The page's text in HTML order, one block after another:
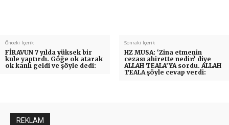
Önceki İçerik
FİRAVUN 7 yılda yüksek bir
kule yaptırdı. Göğe ok atarak
ok kanlı geldi ve şöyle dedi:
Sonraki İçerik
HZ MUSA: ‘Zina etmenin
cezası ahirette nedir? diye
ALLAH TEALA’YA sordu. ALLAH
TEALA şöyle cevap verdi:
REKLAM